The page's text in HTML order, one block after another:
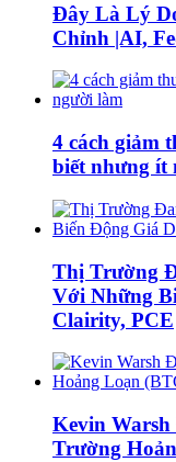
Đây Là Lý
Chỉnh |AI,
4 cách giảm
biết nhưng ít
Thị Trường
Với Những
Clairity, PCE
Kevin
Trường